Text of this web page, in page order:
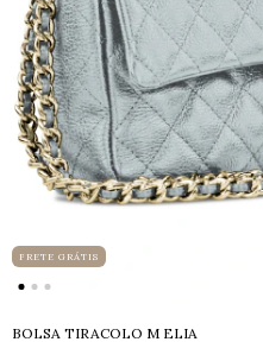
FRETE GRÁTIS
BOLSA TIRACOLO M ELIA